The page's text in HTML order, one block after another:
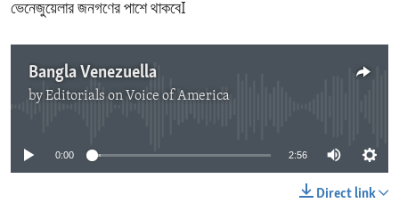
ভেনেজুয়েলার জনগণের পাশে থাকবেI
Bangla Venezuella
byEditorials on Voice of America
0:00 2:56
Direct link